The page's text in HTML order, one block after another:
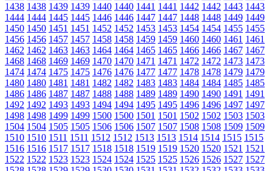
1438 1438 1439 1439 1440 1440 1441 1441 1442 1442 1443 1443
1444 1444 1445 1445 1446 1446 1447 1447 1448 1448 1449 1449
1450 1450 1451 1451 1452 1452 1453 1453 1454 1454 1455 1455
1456 1456 1457 1457 1458 1458 1459 1459 1460 1460 1461 1461
1462 1462 1463 1463 1464 1464 1465 1465 1466 1466 1467 1467
1468 1468 1469 1469 1470 1470 1471 1471 1472 1472 1473 1473
1474 1474 1475 1475 1476 1476 1477 1477 1478 1478 1479 1479
1480 1480 1481 1481 1482 1482 1483 1483 1484 1484 1485 1485
1486 1486 1487 1487 1488 1488 1489 1489 1490 1490 1491 1491
1492 1492 1493 1493 1494 1494 1495 1495 1496 1496 1497 1497
1498 1498 1499 1499 1500 1500 1501 1501 1502 1502 1503 1503
1504 1504 1505 1505 1506 1506 1507 1507 1508 1508 1509 1509
1510 1510 1511 1511 1512 1512 1513 1513 1514 1514 1515 1515
1516 1516 1517 1517 1518 1518 1519 1519 1520 1520 1521 1521
1522 1522 1523 1523 1524 1524 1525 1525 1526 1526 1527 1527